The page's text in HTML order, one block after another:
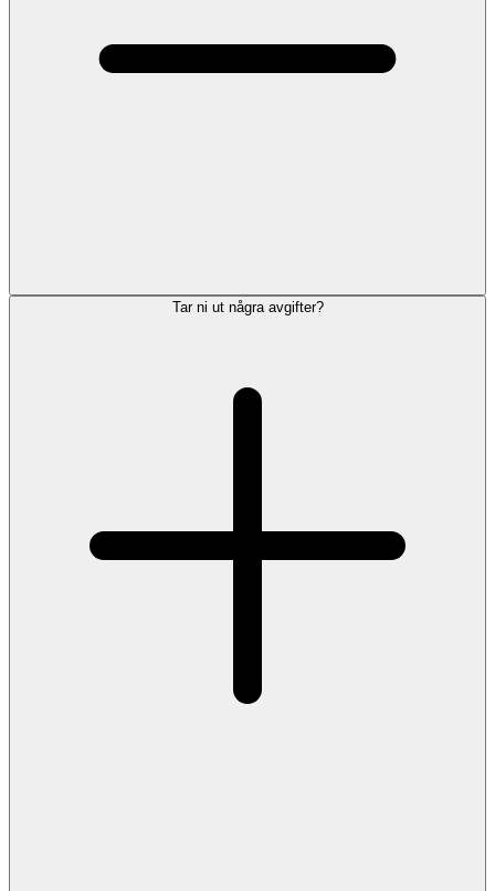
Tar ni ut några avgifter?